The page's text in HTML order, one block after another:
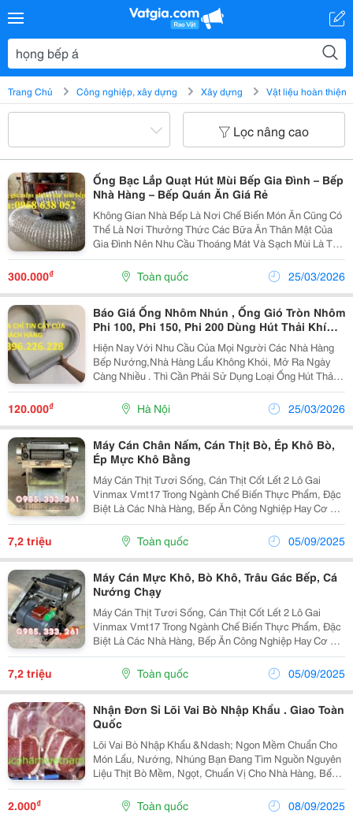
Trang Chủ Công nghiệp, xây dựng Xây dựng Vật liệu hoàn thiện
Lọc nâng cao
Ống Bạc Lắp Quạt Hút Mùi Bếp Gia Đình – Bếp
Nhà Hàng – Bếp Quán Ăn Giá Rẻ
Không Gian Nhà Bếp Là Nơi Chế Biến Món Ăn Cũng Có
Thể Là Nơi Thưởng Thức Các Bữa Ăn Thân Mật Của
Gia Đình Nên Nhu Cầu Thoáng Mát Và Sạch Mùi Là Tất
Yếu. Để Có Một Không Gian Bếp Thông Thoáng
&Ndash; Không Có Mùi Của Thức Ăn/Dầu Mỡ Thì Bạn
Phải Lắp...
300.000₫ Toàn quốc 25/03/2026
Báo Giá Ống Nhôm Nhún , Ống Gió Tròn Nhôm
Phi 100, Phi 150, Phi 200 Dùng Hút Thải Khí
Nóng, Chịu Nhiệt.
Hiện Nay Với Nhu Cầu Của Mọi Người Các Nhà Hàng
Bếp Nướng,Nhà Hàng Lẩu Không Khói, Mở Ra Ngày
Càng Nhiều . Thì Cần Phải Sử Dụng Loại Ống Hút Thải
Nhiệt Chịu Được Nhiệt Độ Tốt An Toàn Ống Nhôm Nhún
Là Sự Lựa Chọn Hoàn Hảo Nhất . Ống Nhôm Nhún
Được...
120.000₫ Hà Nội 25/03/2026
Máy Cán Chân Nấm, Cán Thịt Bò, Ép Khô Bò,
Ép Mực Khô Bằng
Máy Cán Thịt Tươi Sống, Cán Thịt Cốt Lết 2 Lô Gai
Vinmax Vmt17 Trong Ngành Chế Biến Thực Phẩm, Đặc
Biệt Là Các Nhà Hàng, Bếp Ăn Công Nghiệp Hay Cơ Sở
Kinh Doanh Thực Phẩm, Việc Sơ Chế Thịt Nhanh
Chóng Và Đảm Bảo Thẩm Mỹ Là Vô Cùng Quan Trọng.
7,2 triệu Toàn quốc 05/09/2025
Máy Cán Mực Khô, Bò Khô, Trâu Gác Bếp, Cá
Nướng Chạy
Máy Cán Thịt Tươi Sống, Cán Thịt Cốt Lết 2 Lô Gai
Vinmax Vmt17 Trong Ngành Chế Biến Thực Phẩm, Đặc
Biệt Là Các Nhà Hàng, Bếp Ăn Công Nghiệp Hay Cơ Sở
Kinh Doanh Thực Phẩm, Việc Sơ Chế Thịt Nhanh
Chóng Và Đảm Bảo Thẩm Mỹ Là Vô Cùng Quan Trọng.
7,2 triệu Toàn quốc 05/09/2025
Nhận Đơn Sỉ Lõi Vai Bò Nhập Khẩu . Giao Toàn
Quốc
Lõi Vai Bò Nhập Khẩu &Ndash; Ngon Mềm Chuẩn Cho
Món Lẩu, Nướng, Nhúng Bạn Đang Tìm Nguồn Nguyên
Liệu Thịt Bò Mềm, Ngọt, Chuẩn Vị Cho Nhà Hàng, Bếp
Ăn, Quán Lẩu &Ndash; Nướng ? Thực Phẩm Sạch Việt
Nam Chuyên Phân Phối Sỉ Lõi Vai Bò Nhập Khẩu Từ...
2.000₫ Toàn quốc 08/09/2025